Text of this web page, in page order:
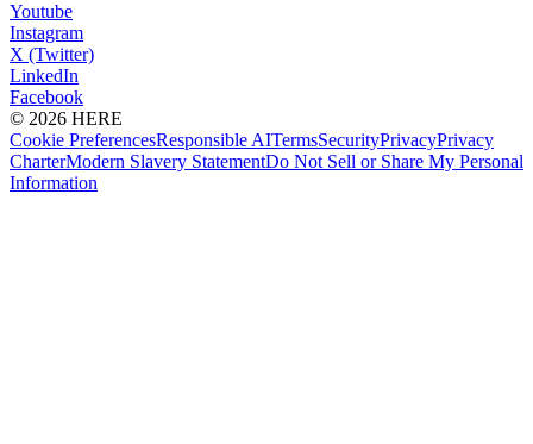
Youtube
Instagram
X (Twitter)
LinkedIn
Facebook
© 2026 HERE
Cookie PreferencesResponsible AITermsSecurityPrivacyPrivacy
CharterModern Slavery StatementDo Not Sell or Share My Personal
Information